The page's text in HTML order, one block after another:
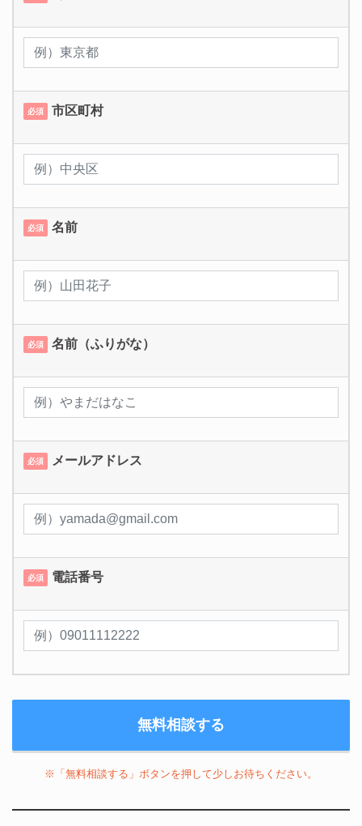
必須 市区町村
必須 名前
必須 名前（ふりがな）
必須 メールアドレス
必須 電話番号
※「無料相談する」ボタンを押して少しお待ちください。